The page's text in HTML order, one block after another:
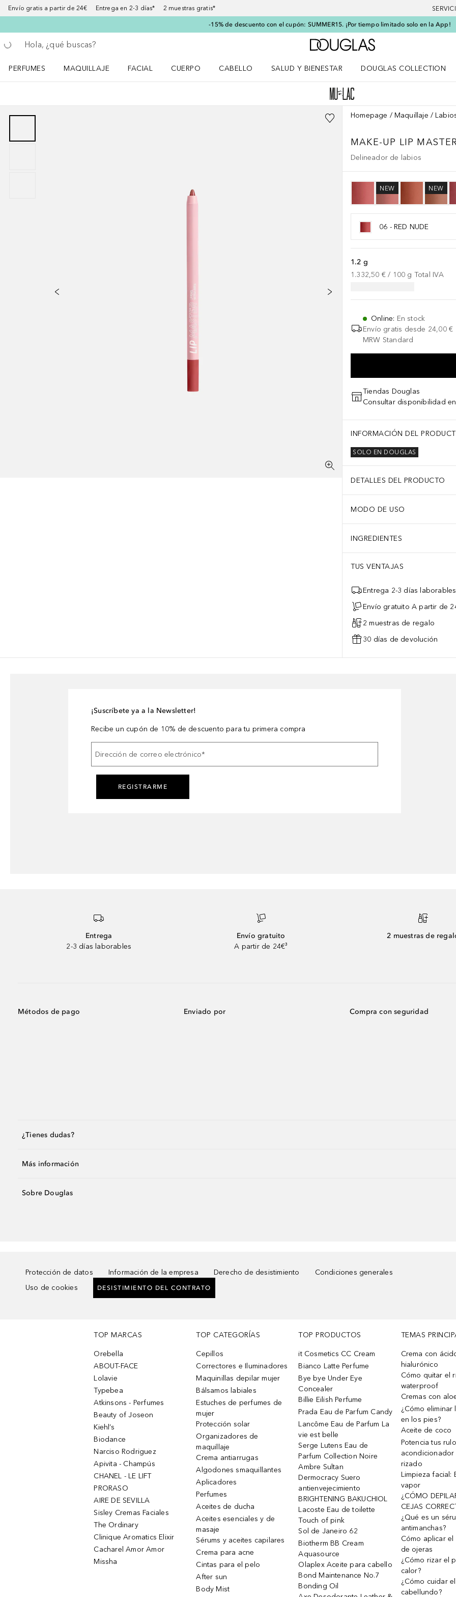
Envío gratis a partir de 24€ Entrega en 2-3 días* 2 muestras gratis*
-15% de descuento con el cupón: SUMMER15. ¡Por tiempo limitado solo en la App!
Regresar
Ejecutar búsqueda
A Douglas Home
PERFUMES
MAQUILLAJE
FACIAL
CUERPO
CABELLO
SALUD Y BIENESTAR
DOUGLAS COLLECTION
Homepage Maquillaje
MAKE-UP LIP
Delineador de labios
NEW NEW
06 - RED NUDE
1.2 g
1.332,50 € / 100 g Total IVA
Online: En stock
Envío gratis desde 24,00 €
MRW Standard
Tiendas Douglas
Consultar disponibilidad
INFORMACIÓN DEL
SOLO EN DOUGLAS
DETALLES DEL PRODUCTO
MODO DE USO
INGREDIENTES
TUS VENTAJAS
Entrega 2-3 días laborables
Envío gratuito A partir de
2 muestras de regalo
30 días de devolución
¡Suscríbete ya a la Newsletter!
Recibe un cupón de 10% de descuento para tu primera compra
Dirección de correo electrónico*
REGISTRARME
Entrega
2-3 días laborables
Envío gratuito
A partir de 24€³
2 muestras de
Métodos de pago Enviado por Compra con seguridad
¿Tienes dudas?
Más información
Sobre Douglas
Protección de datos Información de la empresa Derecho de desistimiento
Condiciones generales
Uso de cookies
DESISTIMIENTO DEL CONTRATO
TOP MARCAS
Orebella
ABOUT-FACE
Lolavie
Typebea
Atkinsons - Perfumes
Beauty of Joseon
Kiehl’s
Biodance
Narciso Rodriguez
Apivita - Champús
CHANEL - LE LIFT
PRORASO
AIRE DE SEVILLA
Sisley Cremas Faciales
The Ordinary
Clinique Aromatics Elixir
Cacharel Amor Amor
Missha
TOP CATEGORÍAS
Cepillos
Correctores e Iluminadores
Maquinillas depilar mujer
Bálsamos labiales
Estuches de perfumes de
mujer
Protección solar
Organizadores de
maquillaje
Crema antiarrugas
Algodones smaquillantes
Aplicadores
Perfumes
Aceites de ducha
Aceites esenciales y de
masaje
Sérums y aceites capilares
Crema para acne
Cintas para el pelo
After sun
Body Mist
TOP PRODUCTOS
it Cosmetics CC Cream
Bianco Latte Perfume
Bye bye Under Eye
Concealer
Billie Eilish Perfume
Prada Eau de Parfum Candy
Lancôme Eau de Parfum La
vie est belle
Serge Lutens Eau de
Parfum Collection Noire
Ambre Sultan
Dermocracy Suero
antienvejecimiento
BRIGHTENING BAKUCHIOL
Lacoste Eau de toilette
Touch of pink
Sol de Janeiro 62
Biotherm BB Cream
Aquasource
Olaplex Aceite para cabello
Bond Maintenance No.7
Bonding Oil
TEMAS
Crema con
hialurónico
Cómo quitar el
waterproof
Cremas con
¿Cómo eliminar
en los pies?
Aceite de coco
Potencia tus
rizado
Limpieza facial:
vapor
¿CÓMO
CEJAS
¿Qué es un
antimanchas?
Cómo aplicar
de ojeras
¿Cómo rizar el
calor?
¿Cómo cuidar
cabellundo?